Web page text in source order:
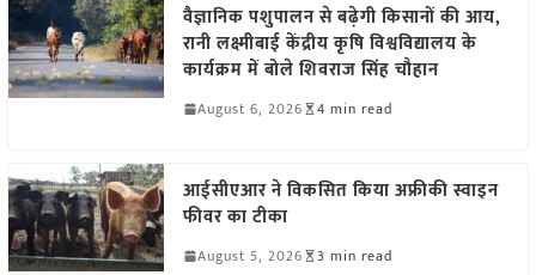
वैज्ञानिक पशुपालन से बढ़ेगी किसानों की आय,
रानी लक्ष्मीबाई केंद्रीय कृषि विश्वविद्यालय के
कार्यक्रम में बोले शिवराज सिंह चौहान
August 6, 2026 4 min read
आईसीएआर ने विकसित किया अफ्रीकी स्वाइन
फीवर का टीका
August 5, 2026 3 min read